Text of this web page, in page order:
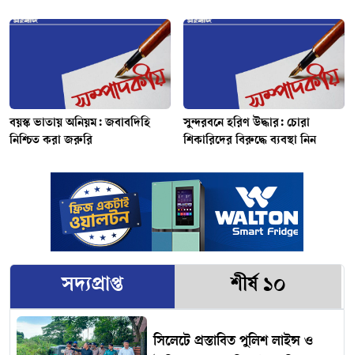
বয়স্ক ভাতায় অনিয়ম: জবাবদিহি
নিশ্চিত করা জরুরি
সুন্দরবনে হরিণ উদ্ধার: চোরা
শিকারিদের বিরুদ্ধে ব্যবস্থা নিন
সদ্যপ্রাপ্ত শীর্ষ ১০
সিলেটে প্রস্তাবিত পুলিশ লাইন্স ও